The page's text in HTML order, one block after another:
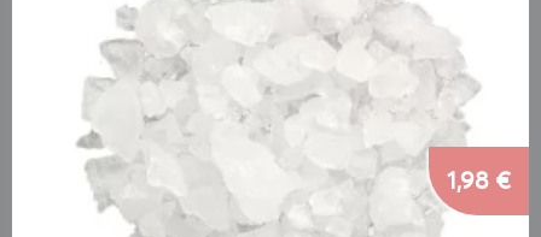
1,98 €